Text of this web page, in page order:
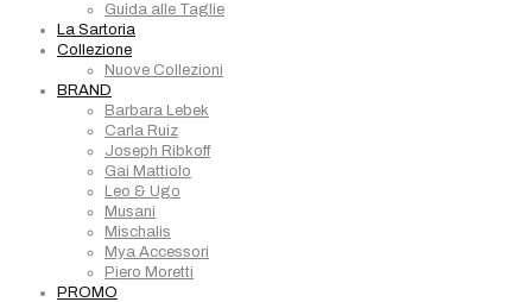
Guida alle Taglie
La Sartoria
Collezione
Nuove Collezioni
BRAND
Barbara Lebek
Carla Ruiz
Joseph Ribkoff
Gai Mattiolo
Leo & Ugo
Musani
Mischalis
Mya Accessori
Piero Moretti
PROMO